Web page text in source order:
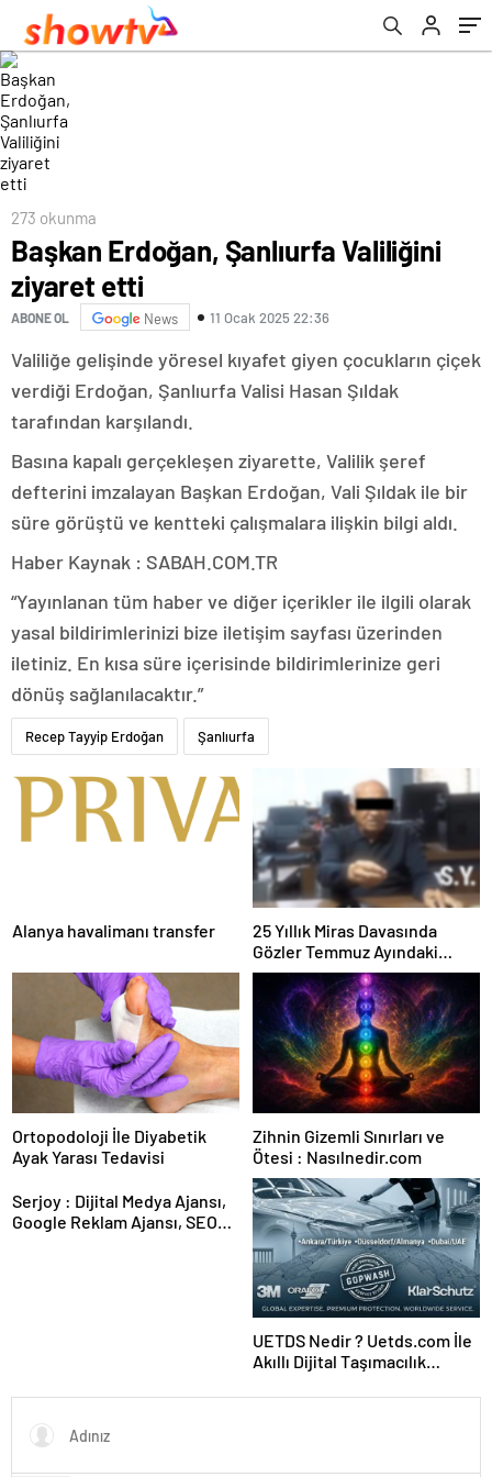
273 okunma
Başkan Erdoğan, Şanlıurfa Valiliğini
ziyaret etti
ABONE OL News 11 Ocak 2025 22:36
Valiliğe gelişinde yöresel kıyafet giyen çocukların çiçek
verdiği Erdoğan, Şanlıurfa Valisi Hasan Şıldak
tarafından karşılandı.
Basına kapalı gerçekleşen ziyarette, Valilik şeref
defterini imzalayan Başkan Erdoğan, Vali Şıldak ile bir
süre görüştü ve kentteki çalışmalara ilişkin bilgi aldı.
Haber Kaynak : SABAH.COM.TR
“Yayınlanan tüm haber ve diğer içerikler ile ilgili olarak
yasal bildirimlerinizi bize iletişim sayfası üzerinden
iletiniz. En kısa süre içerisinde bildirimlerinize geri
dönüş sağlanılacaktır.”
Recep Tayyip Erdoğan Şanlıurfa
Alanya havalimanı transfer
25 Yıllık Miras Davasında
Gözler Temmuz Ayındaki
Karar Duruşmasına Çevrildi
Ortopodoloji İle Diyabetik
Ayak Yarası Tedavisi
Zihnin Gizemli Sınırları ve
Ötesi : Nasılnedir.com
Serjoy : Dijital Medya Ajansı,
Google Reklam Ajansı, SEO
UETDS Nedir ? Uetds.com İle
Akıllı Dijital Taşımacılık